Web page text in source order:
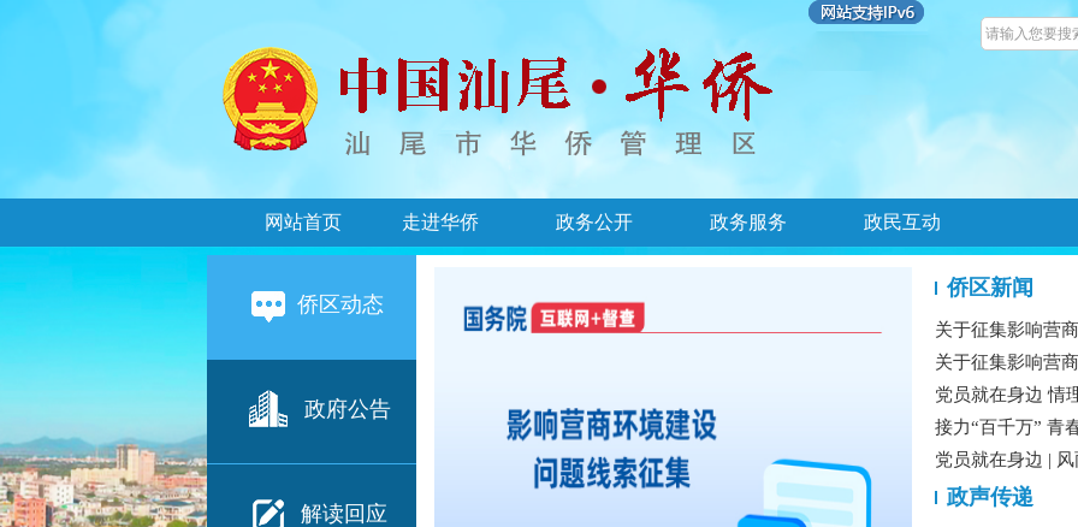
网站首页 走进华侨 政务公开 政务服务 政民互动
侨区动态
政府公告
解读回应
侨区新闻
关于征集影响营
关于征集影响营
党员就在身边
接力“百千万”
党员就在身边 |
政声传递